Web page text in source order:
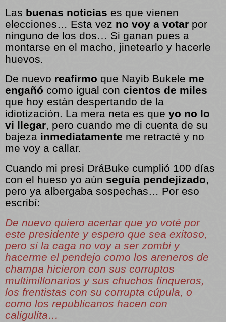
Las buenas noticias es que vienen
elecciones… Esta vez no voy a votar por
ninguno de los dos… Si ganan pues a
montarse en el macho, jinetearlo y hacerle
huevos.
De nuevo reafirmo que Nayib Bukele me
engañó como igual con cientos de miles
que hoy están despertando de la
idiotización. La mera neta es que yo no lo
vi llegar, pero cuando me di cuenta de su
bajeza inmediatamente me retracté y no
me voy a callar.
Cuando mi presi DráBuke cumplió 100 días
con el hueso yo aún seguía pendejizado,
pero ya albergaba sospechas… Por eso
escribí:
De nuevo quiero acertar que yo voté por
este presidente y espero que sea exitoso,
pero si la caga no voy a ser zombi y
hacerme el pendejo como los areneros de
champa hicieron con sus corruptos
multimillonarios y sus chuchos finqueros,
los frentistas con su corrupta cúpula, o
como los republicanos hacen con
caligulita…